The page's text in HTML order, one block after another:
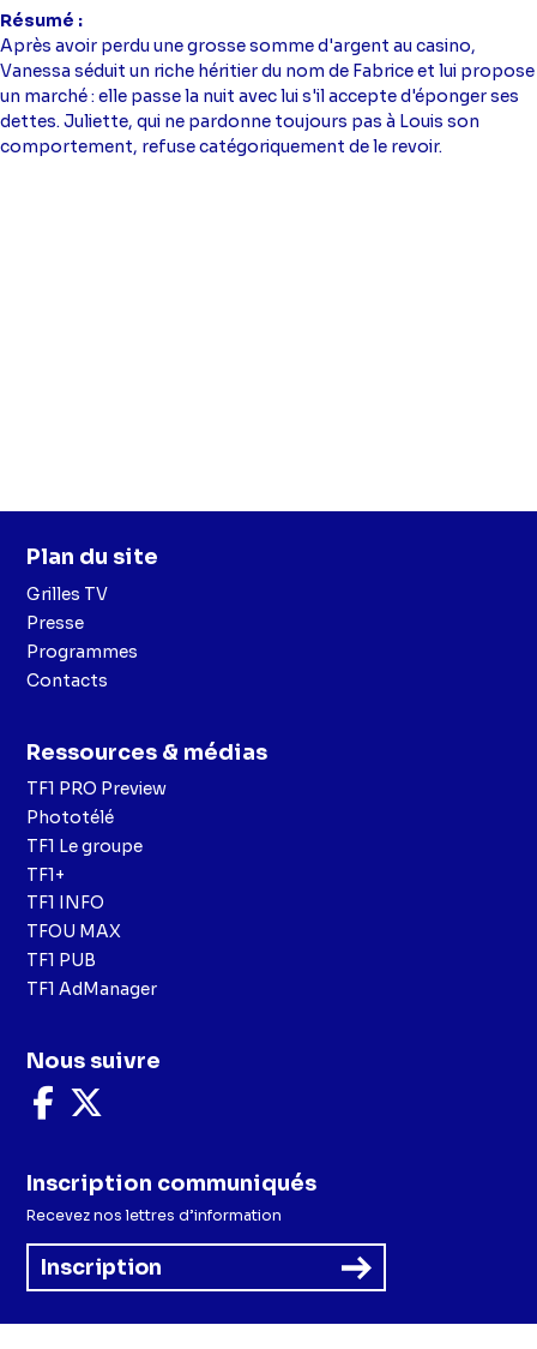
Montage :
Linda Naud
Résumé
Après avoir perdu une grosse somme d'argent au casino,
Vanessa séduit un riche héritier du nom de Fabrice et lui propose
un marché : elle passe la nuit avec lui s'il accepte d'éponger ses
dettes. Juliette, qui ne pardonne toujours pas à Louis son
comportement, refuse catégoriquement de le revoir.
Plan du site
Grilles TV
Presse
Programmes
Contacts
Ressources & médias
TF1 PRO Preview
Phototélé
TF1 Le groupe
TF1+
TF1 INFO
TFOU MAX
TF1 PUB
TF1 AdManager
Nous suivre
Nous
suivre
Facebook
X
Inscription communiqués
Recevez nos lettres d’information
Inscription